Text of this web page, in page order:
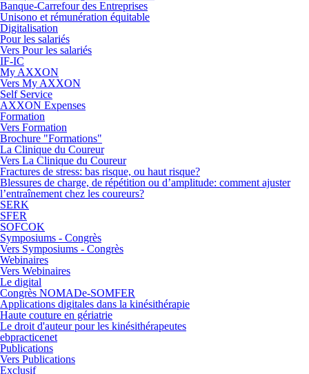
Banque-Carrefour des Entreprises
Unisono et rémunération équitable
Digitalisation
Pour les salariés
Vers Pour les salariés
IF-IC
My AXXON
Vers My AXXON
Self Service
AXXON Expenses
Formation
Vers Formation
Brochure "Formations"
La Clinique du Coureur
Vers La Clinique du Coureur
Fractures de stress: bas risque, ou haut risque?
Blessures de charge, de répétition ou d’amplitude: comment ajuster
l’entraînement chez les coureurs?
SERK
SFER
SOFCOK
Symposiums - Congrès
Vers Symposiums - Congrès
Webinaires
Vers Webinaires
Le digital
Congrès NOMADe-SOMFER
Applications digitales dans la kinésithérapie
Haute couture en gériatrie
Le droit d'auteur pour les kinésithérapeutes
ebpracticenet
Publications
Vers Publications
Exclusif